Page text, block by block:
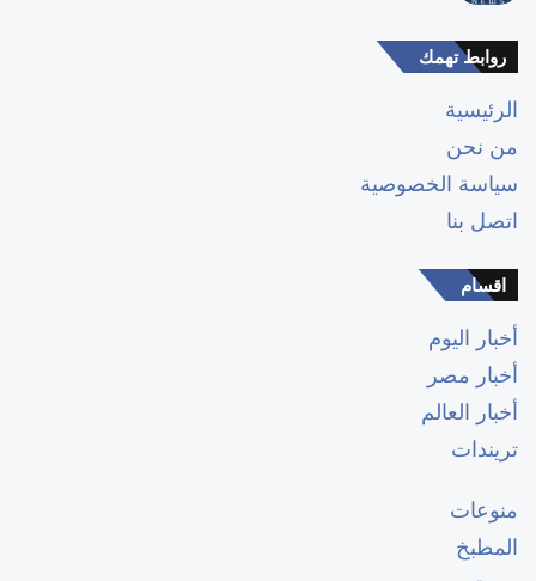
روابط تهمك
الرئيسية
من نحن
سياسة الخصوصية
اتصل بنا
اقسام
أخبار اليوم
أخبار مصر
أخبار العالم
تريندات
منوعات
المطبخ